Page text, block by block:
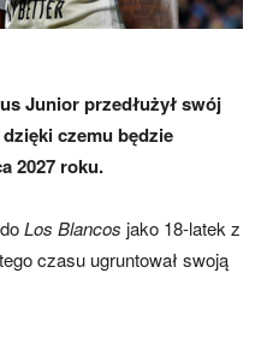
Junior przedłużył swój
czemu będzie
2027 roku.
Los Blancos jako 18-latek z
czasu ugruntował swoją